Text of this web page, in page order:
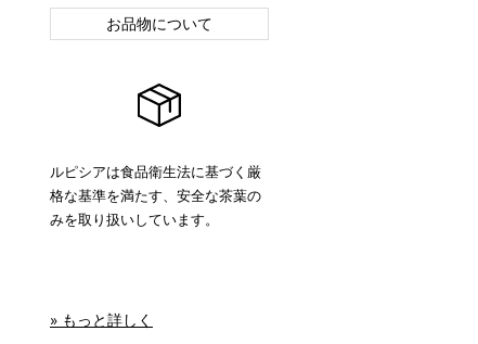
お品物について
ルピシアは食品衛生法に基づく厳
格な基準を満たす、安全な茶葉の
みを取り扱いしています。
» もっと詳しく